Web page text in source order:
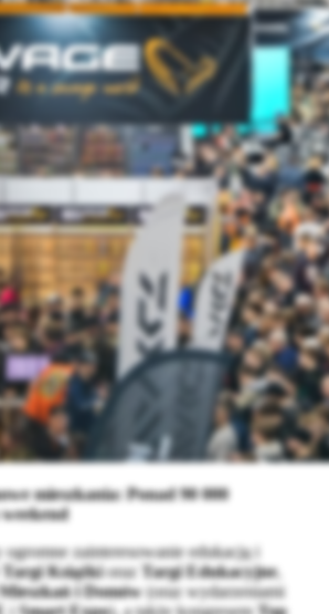
mieszkania: Ponad 90 000
zainteresowanie edukacją i
Targi Książkioraz Targi Edukacyjne,
i Domów(oraz wydarzeniami